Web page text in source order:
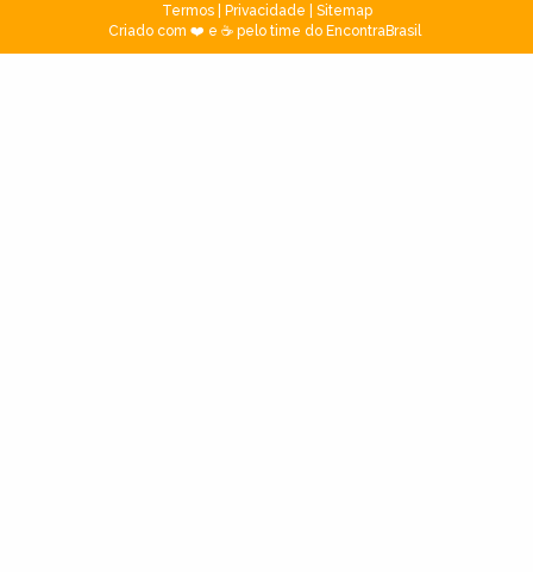
Termos| Privacidade
Sitemap
Criado com ❤️ e ☕ pelo time do EncontraBrasil